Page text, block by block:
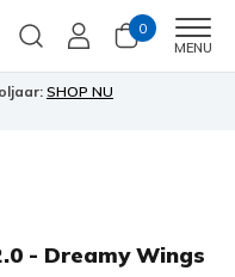
0
MENU
voor ledenMeld je aan
- Dreamy Wings